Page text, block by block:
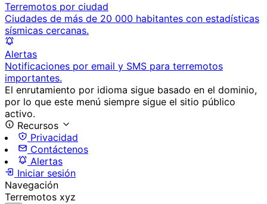
Terremotos por ciudad
Ciudades de más de 20 000 habitantes con estadísticas
sísmicas cercanas.
Alertas
Notificaciones por email y SMS para terremotos
importantes.
El enrutamiento por idioma sigue basado en el dominio,
por lo que este menú siempre sigue el sitio público
activo.
Recursos
Privacidad
Contáctenos
Alertas
Iniciar sesión
Navegación
Terremotos xyz